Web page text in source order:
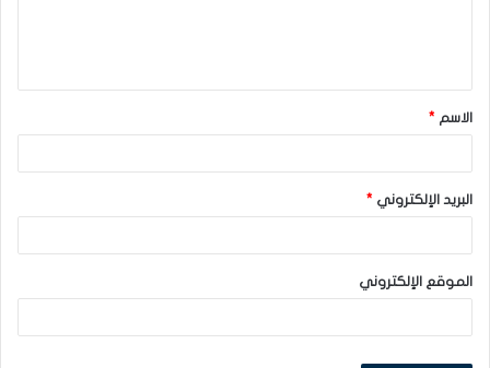
ق
*الاسم *
البريد الإلكتروني *
الموقع الإلكتروني